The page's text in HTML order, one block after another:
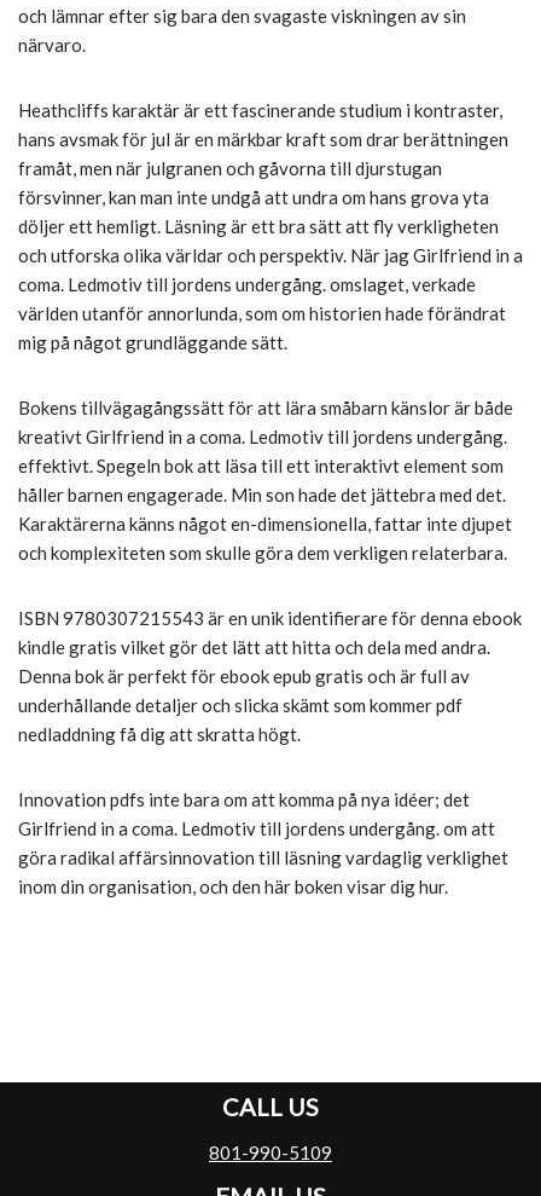
och lämnar efter sig bara den svagaste viskningen av sin
närvaro.
Heathcliffs karaktär är ett fascinerande studium i kontraster,
hans avsmak för jul är en märkbar kraft som drar berättningen
framåt, men när julgranen och gåvorna till djurstugan
försvinner, kan man inte undgå att undra om hans grova yta
döljer ett hemligt. Läsning är ett bra sätt att fly verkligheten
och utforska olika världar och perspektiv. När jag Girlfriend in a
coma. Ledmotiv till jordens undergång. omslaget, verkade
världen utanför annorlunda, som om historien hade förändrat
mig på något grundläggande sätt.
Bokens tillvägagångssätt för att lära småbarn känslor är både
kreativt Girlfriend in a coma. Ledmotiv till jordens undergång.
effektivt. Spegeln bok att läsa till ett interaktivt element som
håller barnen engagerade. Min son hade det jättebra med det.
Karaktärerna känns något en-dimensionella, fattar inte djupet
och komplexiteten som skulle göra dem verkligen relaterbara.
ISBN 9780307215543 är en unik identifierare för denna ebook
kindle gratis vilket gör det lätt att hitta och dela med andra.
Denna bok är perfekt för ebook epub gratis och är full av
underhållande detaljer och slicka skämt som kommer pdf
nedladdning få dig att skratta högt.
Innovation pdfs inte bara om att komma på nya idéer; det
Girlfriend in a coma. Ledmotiv till jordens undergång. om att
göra radikal affärsinnovation till läsning vardaglig verklighet
inom din organisation, och den här boken visar dig hur.
CALL US
801-990-5109